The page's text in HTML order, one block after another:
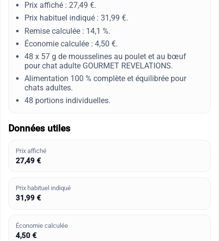
Prix affiché : 27,49 €.
Prix habituel indiqué : 31,99 €.
Remise calculée : 14,1 %.
Économie calculée : 4,50 €.
48 x 57 g de mousselines au poulet et au bœuf
pour chat adulte GOURMET REVELATIONS.
Alimentation 100 % complète et équilibrée pour
chats adultes.
48 portions individuelles.
Données utiles
Prix affiché
27,49 €
Prix habituel indiqué
31,99 €
Économie calculée
4,50 €